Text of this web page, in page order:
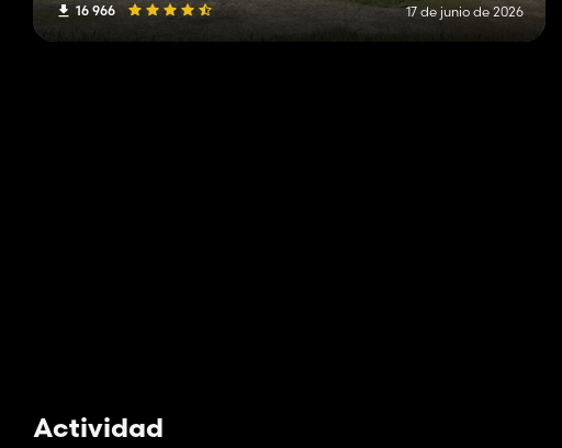
16 966 17 de junio de 2026
Actividad